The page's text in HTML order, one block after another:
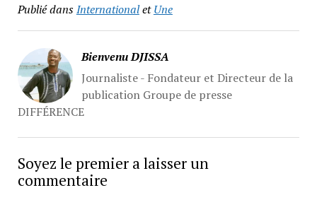
Publié dansInternationaletUne
Bienvenu DJISSA
Journaliste - Fondateur et Directeur de la
publication Groupe de presse
DIFFÉRENCE
Soyez le premier a laisser un
commentaire